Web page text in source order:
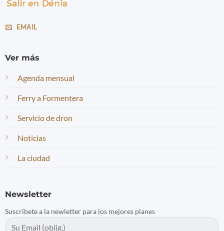
EMAIL
Ver más
Agenda mensual
Ferry a Formentera
Servicio de dron
Noticias
La ciudad
Newsletter
Suscríbete a la newletter para los mejores planes